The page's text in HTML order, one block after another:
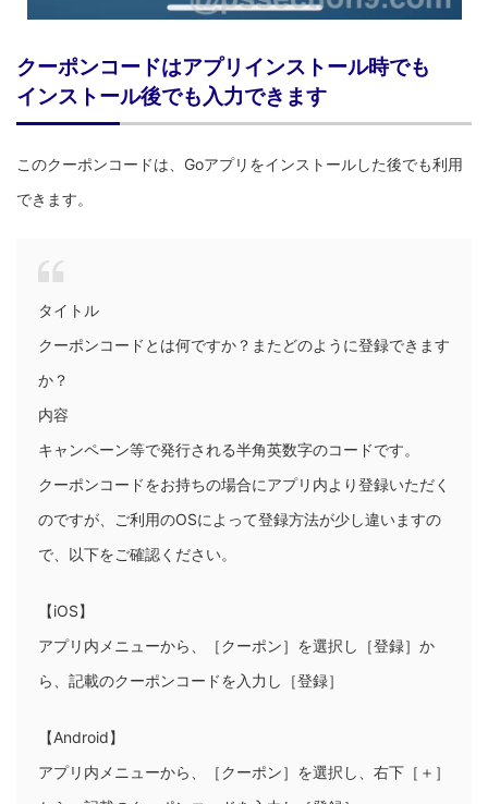
クーポンコードはアプリインストール時でも
インストール後でも入力できます
このクーポンコードは、Goアプリをインストールした後でも利用
できます。
タイトル
クーポンコードとは何ですか？またどのように登録できます
か？
内容
キャンペーン等で発行される半角英数字のコードです。
クーポンコードをお持ちの場合にアプリ内より登録いただく
のですが、ご利用のOSによって登録方法が少し違いますの
で、以下をご確認ください。
【iOS】
アプリ内メニューから、［クーポン］を選択し［登録］か
ら、記載のクーポンコードを入力し［登録］
【Android】
アプリ内メニューから、［クーポン］を選択し、右下［＋］